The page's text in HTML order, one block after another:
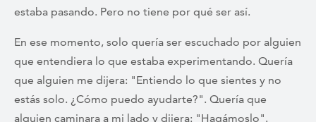
estaba pasando. Pero no tiene por qué ser así.
En ese momento, solo quería ser escuchado por alguien
que entendiera lo que estaba experimentando. Quería
que alguien me dijera: "Entiendo lo que sientes y no
estás solo. ¿Cómo puedo ayudarte?". Quería que
alguien caminara a mi lado y dijera: "Hagámoslo".